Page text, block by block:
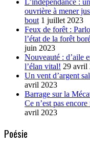
ouvrière à mener
bout 1 juillet 2023
Feux de forêt :
l’état de la forêt
juin 2023
Nouveauté : d’aile
l’élan vital! 29 avril
Un vent d’argent
avril 2023
Barrage sur la
Ce n’est pas
avril 2023
Poésie